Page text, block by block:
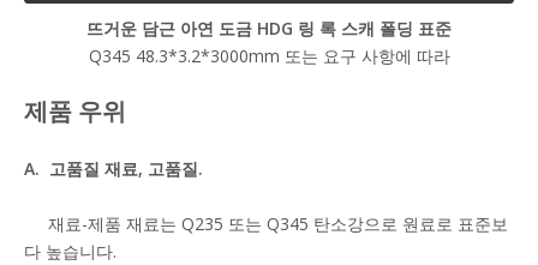
뜨거운 담근 아연 도금 HDG 링 록 스캐 폴딩 표준
Q345 48.3*3.2*3000mm 또는 요구 사항에 따라
제품 우위
A. 고품질 재료, 고품질.
재료-제품 재료는 Q235 또는 Q345 탄소강으로 원료로 표준보
다 높습니다.